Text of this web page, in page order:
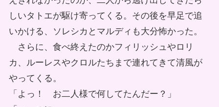
しいタトエが駆け寄ってくる。その後を早足で追
いかける、ソレシカとマルディも大分怖かった。
さらに、食べ終えたのかフィリッシュやロリ
カ、ルーレスやクロルたちまで連れてきて清風が
やってくる。
「よっ！ お二人様で何してたんだー？」